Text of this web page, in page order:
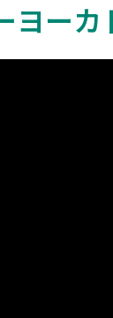
ヨーカ